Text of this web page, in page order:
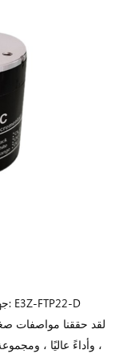
، وأداءً عاليًا ،